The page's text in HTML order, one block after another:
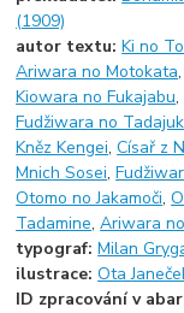
(1909)
autor textu:Ki no
Ariwara no Motokata
Kiowara no Fukajabu,
Fudžiwara no
Kněz Kengei,Císař z
Mnich Sosei,
Otomo no Jakamoči,
Tadamine,Ariwara
typograf:Milan
ilustrace:Ota
ID zpracování v